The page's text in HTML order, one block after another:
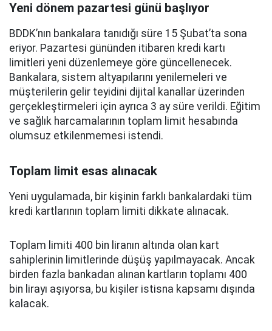
Yeni dönem pazartesi günü başlıyor
BDDK’nın bankalara tanıdığı süre 15 Şubat’ta sona
eriyor. Pazartesi gününden itibaren kredi kartı
limitleri yeni düzenlemeye göre güncellenecek.
Bankalara, sistem altyapılarını yenilemeleri ve
müşterilerin gelir teyidini dijital kanallar üzerinden
gerçekleştirmeleri için ayrıca 3 ay süre verildi. Eğitim
ve sağlık harcamalarının toplam limit hesabında
olumsuz etkilenmemesi istendi.
Toplam limit esas alınacak
Yeni uygulamada, bir kişinin farklı bankalardaki tüm
kredi kartlarının toplam limiti dikkate alınacak.
Toplam limiti 400 bin liranın altında olan kart
sahiplerinin limitlerinde düşüş yapılmayacak. Ancak
birden fazla bankadan alınan kartların toplamı 400
bin lirayı aşıyorsa, bu kişiler istisna kapsamı dışında
kalacak.